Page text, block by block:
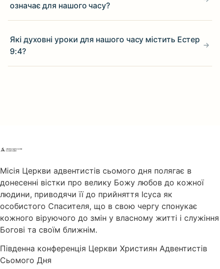
означає для нашого часу?
Які духовні уроки для нашого часу містить Естер
9:4?
Місія Церкви адвентистів сьомого дня полягає в
донесенні вістки про велику Божу любов до кожної
людини, приводячи її до прийняття Ісуса як
особистого Спасителя, що в свою чергу спонукає
кожного віруючого до змін у власному житті і служіння
Богові та своїм ближнім.
Південна конференція Церкви Християн Адвентистів
Сьомого Дня